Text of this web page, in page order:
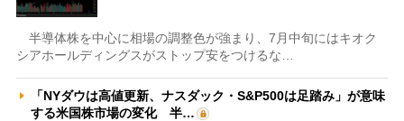
半導体株を中心に相場の調整色が強まり、7月中旬にはキオク
シアホールディングスがストップ安をつけるな…
「NYダウは高値更新、ナスダック・S&P500は足踏み」が意味
する米国株市場の変化 半…